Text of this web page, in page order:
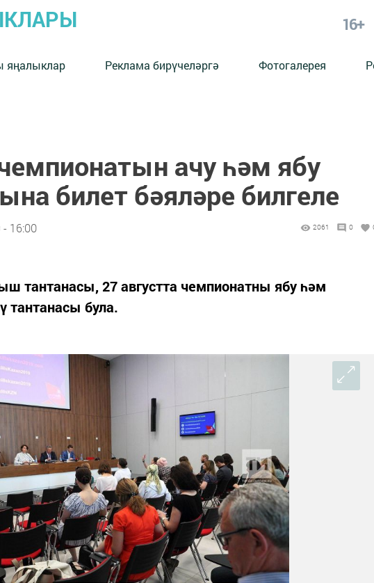
16+
яңалыклар Реклама бирүчеләргә Фотогалерея
ачу һәм ябу
билет бәяләре билгеле
16:00 2061 0
тантанасы, 27 августта чемпионатны ябу һәм
тантанасы була.